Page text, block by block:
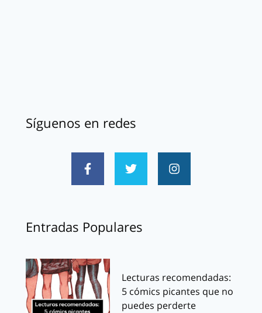
Síguenos en redes
Entradas Populares
Lecturas recomendadas:
5 cómics picantes que no
puedes perderte